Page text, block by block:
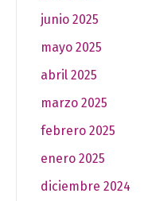
junio 2025
mayo 2025
abril 2025
marzo 2025
febrero 2025
enero 2025
diciembre 2024